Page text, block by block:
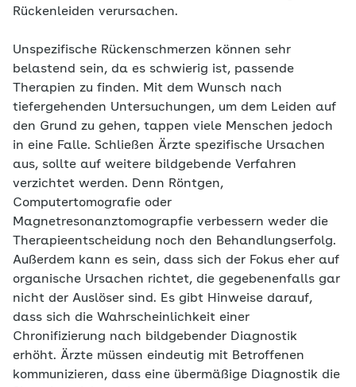
Rückenleiden verursachen.
Unspezifische Rückenschmerzen können sehr
belastend sein, da es schwierig ist, passende
Therapien zu finden. Mit dem Wunsch nach
tiefergehenden Unter­suchungen, um dem Leiden auf
den Grund zu gehen, tappen viele Menschen jedoch
in eine Falle. Schließen Ärzte spezifische Ur­sachen
aus, sollte auf weitere bildgebende Verfahren
verzichtet werden. Denn Röntgen,
Computertomografie oder
Magnetresonanztomograpfie verbessern weder die
Therapieentscheidung noch den Behandlungserfolg.
Außerdem kann es sein, dass sich der Fokus eher auf
organische Ursachen richtet, die gegebenenfalls gar
nicht der Auslöser sind. Es gibt Hinweise darauf,
dass sich die Wahrscheinlichkeit einer
Chronifizierung nach bildgebender Diagnostik
erhöht. Ärzte müssen eindeutig mit Betroffenen
kommunizieren, dass eine übermäßige Diagnostik die